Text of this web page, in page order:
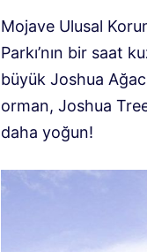
Mojave Ulusal
Parkı’nın bir saat
büyük Joshua
orman, Joshua
daha yoğun!